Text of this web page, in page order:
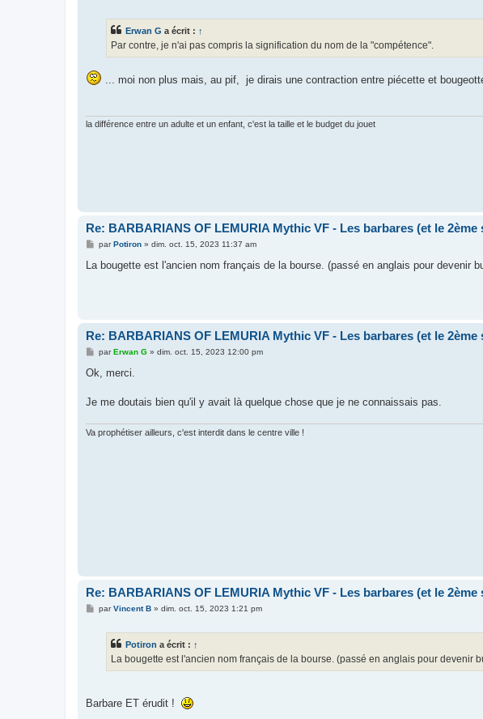
Erwan G a écrit : ↑
Par contre, je n'ai pas compris la signification du nom de la "compétence".
... moi non plus mais, au pif, je dirais une contraction entre piécette et
la différence entre un adulte et un enfant, c'est la taille et le budget du jouet
Re: BARBARIANS OF LEMURIA Mythic VF - Les barbares (et le
M
s
parPotiron» dim. oct. 15, 2023 11:37 am
La bougette est l'ancien nom français de la bourse. (passé en anglais pour devenir
Re: BARBARIANS OF LEMURIA Mythic VF - Les barbares (et le
M
s
g
parErwan G» dim. oct. 15, 2023 12:00 pm
Ok, merci.
Je me doutais bien qu'il y avait là quelque chose que je ne connaissais pas.
Va prophétiser ailleurs, c'est interdit dans le centre ville !
Re: BARBARIANS OF LEMURIA Mythic VF - Les barbares (et le
MparVincent B» dim. oct. 15, 2023 1:21 pm
Potiron a écrit : ↑
La bougette est l'ancien nom français de la bourse. (passé en anglais pour devenir
Barbare ET érudit !